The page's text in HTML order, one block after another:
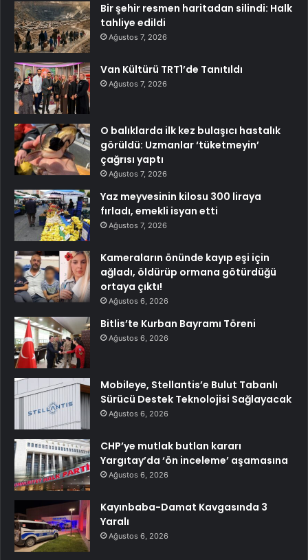
Bir şehir resmen haritadan silindi: Halk
tahliye edildi
Ağustos 7, 2026
Van Kültürü TRT1’de Tanıtıldı
Ağustos 7, 2026
O balıklarda ilk kez bulaşıcı hastalık
görüldü: Uzmanlar ‘tüketmeyin’
çağrısı yaptı
Ağustos 7, 2026
Yaz meyvesinin kilosu 300 liraya
fırladı, emekli isyan etti
Ağustos 7, 2026
Kameraların önünde kayıp eşi için
ağladı, öldürüp ormana götürdüğü
ortaya çıktı!
Ağustos 6, 2026
Bitlis’te Kurban Bayramı Töreni
Ağustos 6, 2026
Mobileye, Stellantis’e Bulut Tabanlı
Sürücü Destek Teknolojisi Sağlayacak
Ağustos 6, 2026
CHP’ye mutlak butlan kararı
Yargıtay’da ‘ön inceleme’ aşamasına
Ağustos 6, 2026
Kayınbaba-Damat Kavgasında 3
Yaralı
Ağustos 6, 2026